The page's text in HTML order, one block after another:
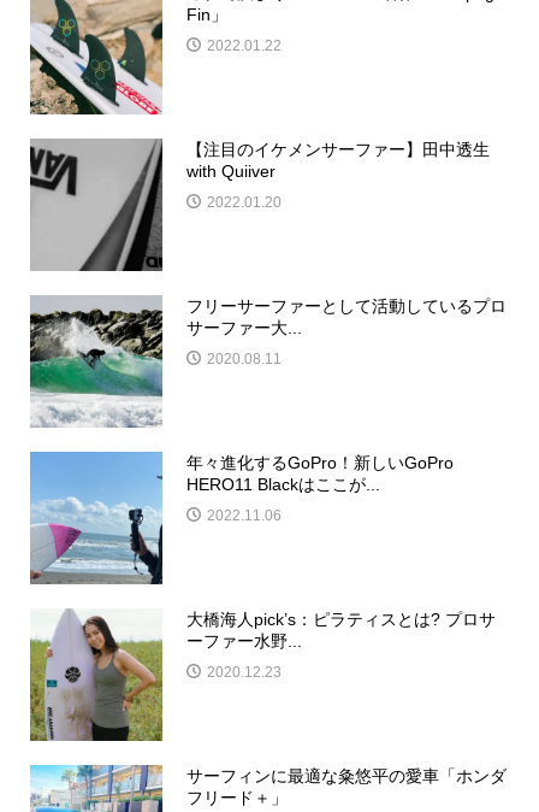
Fin」
2022.01.22
【注目のイケメンサーファー】田中透生
with Quiiver
2022.01.20
フリーサーファーとして活動しているプロ
サーファー大...
2020.08.11
年々進化するGoPro！新しいGoPro
HERO11 Blackはここが...
2022.11.06
大橋海人pick’s：ピラティスとは? プロサ
ーファー水野...
2020.12.23
サーフィンに最適な粂悠平の愛車「ホンダ
フリード＋」